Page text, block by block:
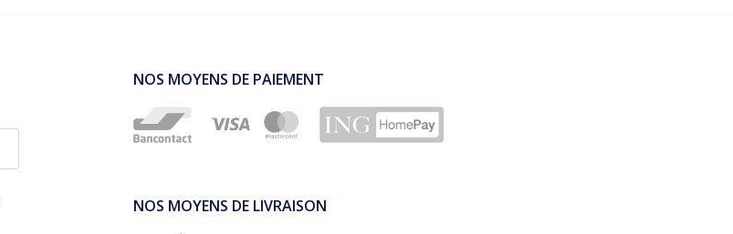
NOS MOYENS DE PAIEMENT
NOS MOYENS DE LIVRAISON